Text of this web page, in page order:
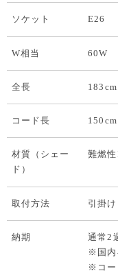
ソケット E26
W相当 60W
全長 183cm
コード長 150cm
材質（シェー
ド）
難燃
取付方法 引掛
納期
通常2
※国内
※コー